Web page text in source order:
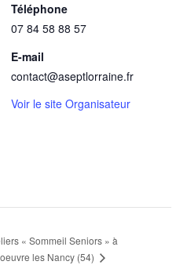
Téléphone
07 84 58 88 57
E-mail
contact@aseptlorraine.fr
Voir le site Organisateur
« Sommeil Seniors » à
les Nancy (54)